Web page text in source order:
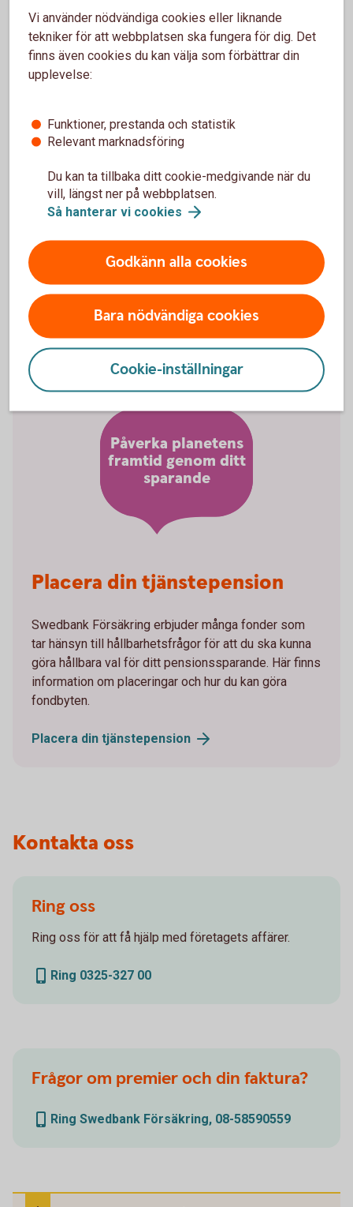
Om ditt företag tecknar Swedbank Pensionsplan till förmån
för en anställd är premien avdragsgill med upp till 35
procent av den anställdes lön, dock max tio prisbasbelopp.
Skatteregler
Se över basbelopp inför årsskiftet
förändringar i basbelopp för att se om du behöver göra
justeringar.
Basbelopp
Placera din tjänstepension
Swedbank Försäkring erbjuder många fonder som
tar hänsyn till hållbarhetsfrågor för att du ska kunna
göra hållbara val för ditt pensionssparande. Här finns
information om placeringar och hur du kan göra
fondbyten.
Placera din tjänstepension
Påverka planetens
framtid genom ditt
sparande
Kontakta oss
Ring oss
Ring oss för att få hjälp med företagets affärer.
Ring 0325-327 00
Frågor om premier och din faktura?
Ring Swedbank Försäkring, 08-58590559
Vi använder nödvändiga cookies eller liknande
tekniker för att webbplatsen ska fungera för dig. Det
finns även cookies du kan välja som förbättrar din
upplevelse:
Funktioner, prestanda och statistik
Relevant marknadsföring
Du kan ta tillbaka ditt cookie-medgivande när du
vill, längst ner på webbplatsen.
Så hanterar vi cookies
Godkänn alla cookies
Bara nödvändiga cookies
Cookie-inställningar